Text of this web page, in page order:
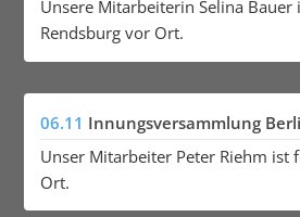
Unsere Mitarbeiterin Selina Bauer
Rendsburg vor Ort.
06.11 Innungsversammlung
Unser Mitarbeiter Peter Riehm ist
Ort.